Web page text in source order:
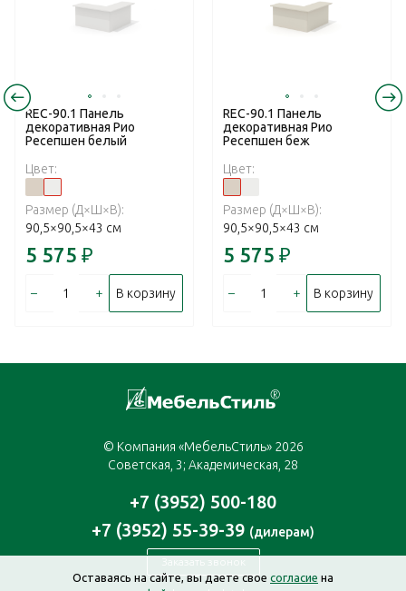
REC-90.1 Панель
декоративная Рио
Ресепшен белый
Цвет:
Размер (Д×Ш×В):
90,5×90,5×43 см
5 575 ₽
– + В корзину
REC-90.1 Панель
декоративная Рио
Ресепшен беж
Цвет:
Размер (Д×Ш×В):
90,5×90,5×43 см
5 575 ₽
– + В корзину
© Компания «МебельСтиль» 2026
Советская, 3; Академическая, 28
+7 (3952) 500-180
+7 (3952) 55-39-39 (дилерам)
Заказать звонок
Оставаясь на сайте, вы даете свое согласие на